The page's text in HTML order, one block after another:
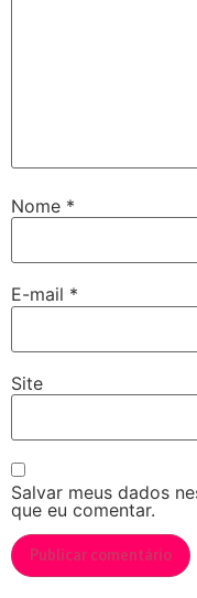
Nome *
E-mail *
Site
Salvar meus dados
que eu comentar.